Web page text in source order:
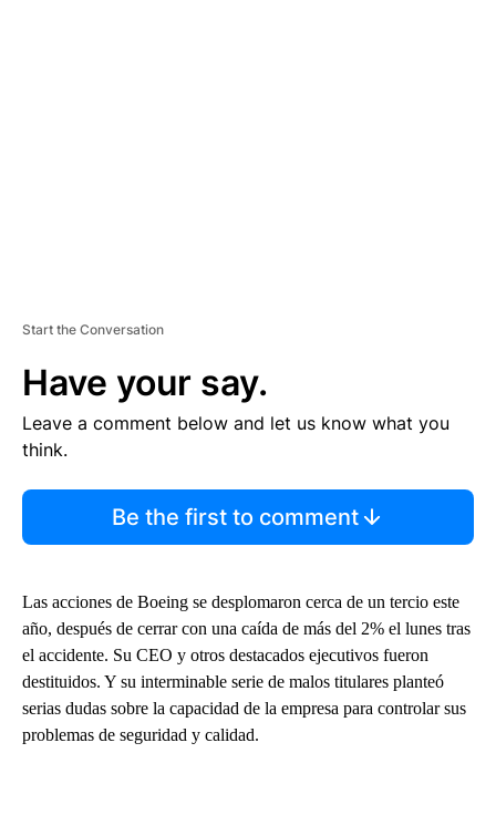
Start the Conversation
Have your say.
Leave a comment below and let us know what you
think.
Be the first to comment
Las acciones de Boeing se desplomaron cerca de un tercio este
año, después de cerrar con una caída de más del 2% el lunes tras
el accidente. Su CEO y otros destacados ejecutivos fueron
destituidos. Y su interminable serie de malos titulares planteó
serias dudas sobre la capacidad de la empresa para controlar sus
problemas de seguridad y calidad.